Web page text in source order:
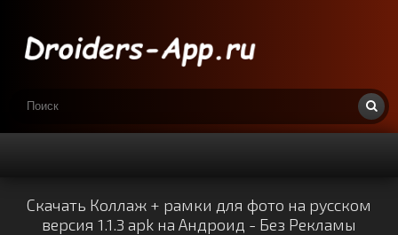
Скачать Коллаж + рамки для фото на русском
версия 1.1.3 apk на Андроид - Без Рекламы